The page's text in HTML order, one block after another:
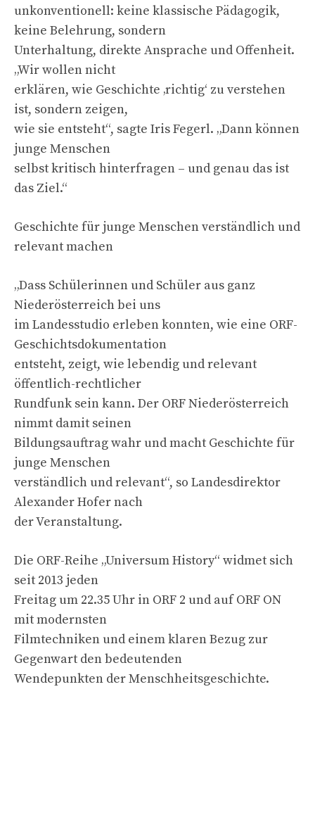
unkonventionell: keine klassische Pädagogik,
keine Belehrung, sondern
Unterhaltung, direkte Ansprache und Offenheit.
„Wir wollen nicht
erklären, wie Geschichte ‚richtig‘ zu verstehen
ist, sondern zeigen,
wie sie entsteht“, sagte Iris Fegerl. „Dann können
junge Menschen
selbst kritisch hinterfragen – und genau das ist
das Ziel.“
Geschichte für junge Menschen verständlich und
relevant machen
„Dass Schülerinnen und Schüler aus ganz
Niederösterreich bei uns
im Landesstudio erleben konnten, wie eine ORF-
Geschichtsdokumentation
entsteht, zeigt, wie lebendig und relevant
öffentlich-rechtlicher
Rundfunk sein kann. Der ORF Niederösterreich
nimmt damit seinen
Bildungsauftrag wahr und macht Geschichte für
junge Menschen
verständlich und relevant“, so Landesdirektor
Alexander Hofer nach
der Veranstaltung.
Die ORF-Reihe „Universum History“ widmet sich
seit 2013 jeden
Freitag um 22.35 Uhr in ORF 2 und auf ORF ON
mit modernsten
Filmtechniken und einem klaren Bezug zur
Gegenwart den bedeutenden
Wendepunkten der Menschheitsgeschichte.